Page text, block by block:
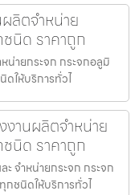
ลิตจำหน่าย
นิด ราคาถูก
น่ายกระจก กระจกอลูมิ
ดให้บริการทั่วไ
งานผลิตจำหน่าย
นิด ราคาถูก
จำหน่ายกระจก กระจก
กชนิดให้บริการทั่วไ